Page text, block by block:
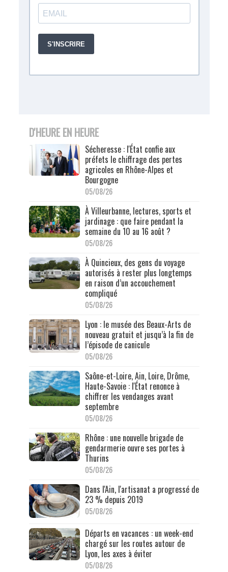
D'HEURE EN HEURE
Sécheresse : l'État confie aux
préfets le chiffrage des pertes
agricoles en Rhône-Alpes et
Bourgogne
05/08/26
À Villeurbanne, lectures, sports et
jardinage : que faire pendant la
semaine du 10 au 16 août ?
05/08/26
À Quincieux, des gens du voyage
autorisés à rester plus longtemps
en raison d’un accouchement
compliqué
05/08/26
Lyon : le musée des Beaux-Arts de
nouveau gratuit et jusqu’à la fin de
l’épisode de canicule
05/08/26
Saône-et-Loire, Ain, Loire, Drôme,
Haute-Savoie : l'État renonce à
chiffrer les vendanges avant
septembre
05/08/26
Rhône : une nouvelle brigade de
gendarmerie ouvre ses portes à
Thurins
05/08/26
Dans l'Ain, l'artisanat a progressé de
23 % depuis 2019
05/08/26
Départs en vacances : un week-end
chargé sur les routes autour de
Lyon, les axes à éviter
05/08/26